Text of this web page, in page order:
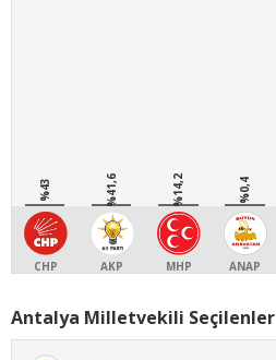
%43
CHP
%41,6
AKP
%14,2
MHP
%0,4
ANAP
Antalya Milletvekili Seçilenler